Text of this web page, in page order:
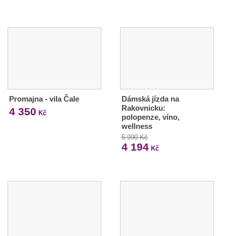
Promajna - vila Čale
4 350 Kč
Dámská jízda na
Rakovnicku:
polopenze, víno,
wellness
5 990 Kč
4 194Kč